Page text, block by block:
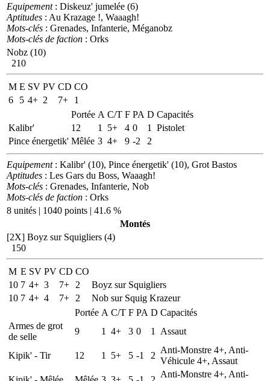
Equipement: Diskeuz' jumelée (6)
Aptitudes : Au Krazage !, Waaagh!
Mots-clés : Grenades, Infanterie, Méganobz
Mots-clés de faction : Orks
Nobz (10)
210
M E SV PV CD CO
6
5 4+ 2 7+
1
Portée A C/T F PA D Capacités
Kalibr'
12 1 5+ 4 0 1
Pistolet
Pince énergetik' Mêlée 3 4+ 9 -2 2
Equipement: Kalibr' (10), Pince énergetik' (10), Grot Bastos
Aptitudes : Les Gars du Boss, Waaagh!
Mots-clés : Grenades, Infanterie, Nob
Mots-clés de faction : Orks
8 unités | 1040 points | 41.6 %
Montés
[2X] Boyz sur Squigliers (4)
150
M E SV PV CD CO
10 7 4+ 3 7+ 2
Boyz sur Squigliers
10 7 4+ 4 7+ 2
Nob sur Squig Krazeur
Portée A C/T F PA D Capacités
Armes de grot
de selle
9 1 4+ 3 0 1 Assaut
Kipik' - Tir 12 1 5+ 5 -1 2
Anti-Monstre 4+, Anti-
Véhicule 4+, Assaut
Anti-Monstre 4+, Anti-